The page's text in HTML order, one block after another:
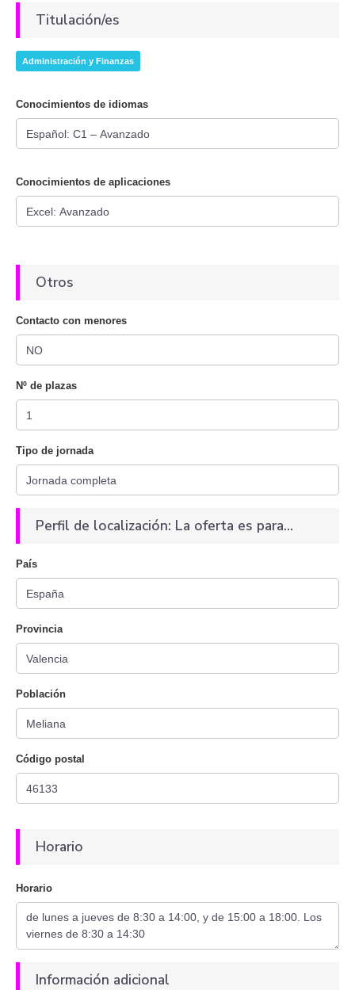
Titulación/es
Administración y Finanzas
Conocimientos de idiomas
Conocimientos de aplicaciones
Otros
Contacto con menores
Nº de plazas
Tipo de jornada
Perfil de localización: La oferta es para...
País
Provincia
Población
Código postal
Horario
Horario
Información adicional